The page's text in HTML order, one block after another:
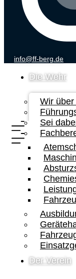
info@ff-berg.de
Die Wehr
Wir über
Sei
Der Verein